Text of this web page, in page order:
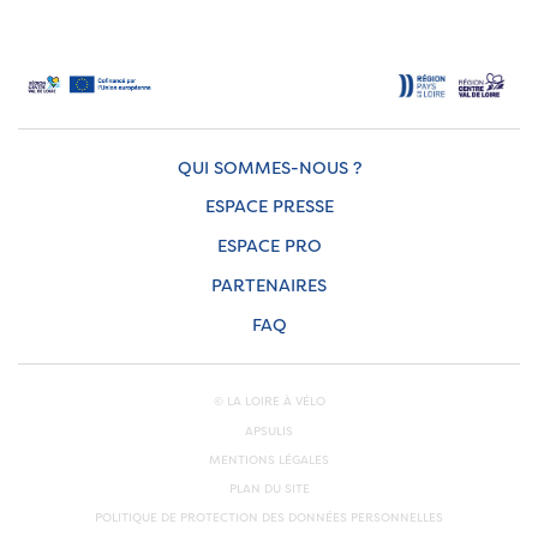
QUI SOMMES-NOUS ?
ESPACE PRESSE
ESPACE PRO
PARTENAIRES
FAQ
© LA LOIRE À VÉLO
APSULIS
MENTIONS LÉGALES
PLAN DU SITE
POLITIQUE DE PROTECTION DES DONNÉES PERSONNELLES